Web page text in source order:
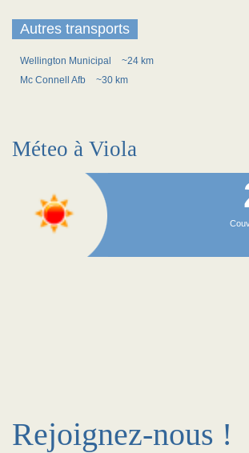
Autres transports
Wellington Municipal
~24 km
Mc Connell Afb
~30 km
Méteo à Viola
Rejoignez-nous !